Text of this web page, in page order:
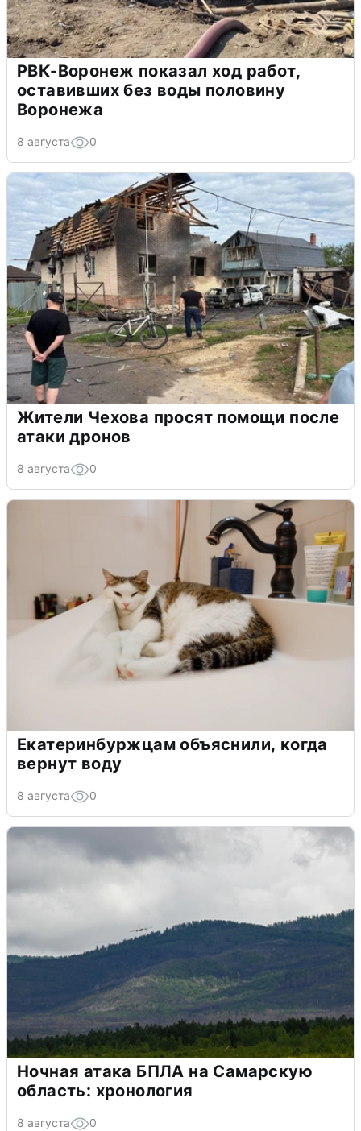
РВК-Воронеж показал ход работ,
оставивших без воды половину
Воронежа
8 августа 0
Жители Чехова просят помощи после
атаки дронов
8 августа 0
Екатеринбуржцам объяснили, когда
вернут воду
8 августа 0
Ночная атака БПЛА на Самарскую
область: хронология
8 августа 0